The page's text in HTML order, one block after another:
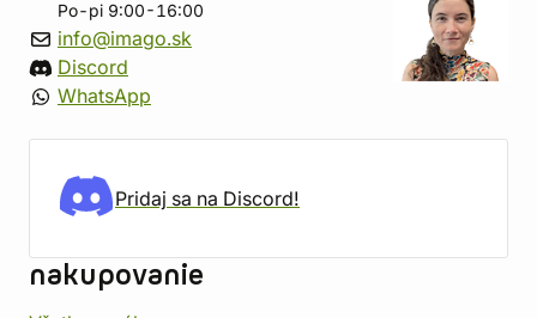
Po-pi 9:00-16:00
info@imago.sk
Discord
WhatsApp
Pridaj sa na Discord!
nakupovanie